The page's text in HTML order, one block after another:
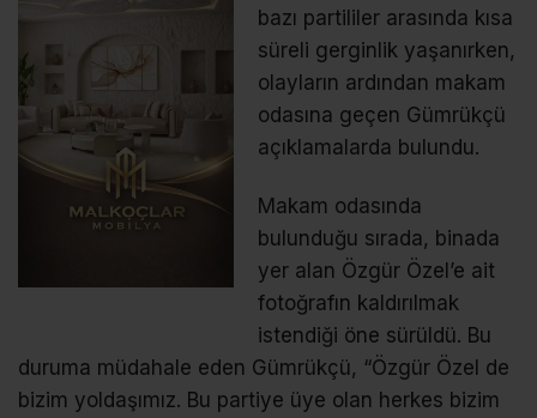
bazı partililer arasında kısa
süreli gerginlik yaşanırken,
olayların ardından makam
odasına geçen Gümrükçü
açıklamalarda bulundu.
Makam odasında
bulunduğu sırada, binada
yer alan Özgür Özel’e ait
fotoğrafın kaldırılmak
istendiği öne sürüldü. Bu
duruma müdahale eden Gümrükçü, “Özgür Özel de
bizim yoldaşımız. Bu partiye üye olan herkes bizim